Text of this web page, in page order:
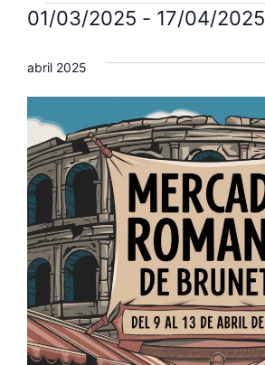
Eventos
01/03/2025 - 17/04/2025
e
c
i
o
n
a
l
a
f
e
c
abril 2025